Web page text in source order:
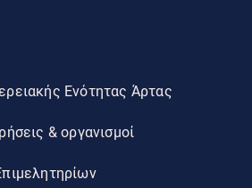
Ενότητας Άρτας
& οργανισμοί